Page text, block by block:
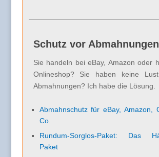
Schutz vor Abmahnungen
Sie handeln bei eBay, Amazon oder
Onlineshop? Sie haben keine
Abmahnungen? Ich habe die Lösung.
Abmahnschutz für eBay, Amazon,
Co.
Rundum-Sorglos-Paket: Das
Paket